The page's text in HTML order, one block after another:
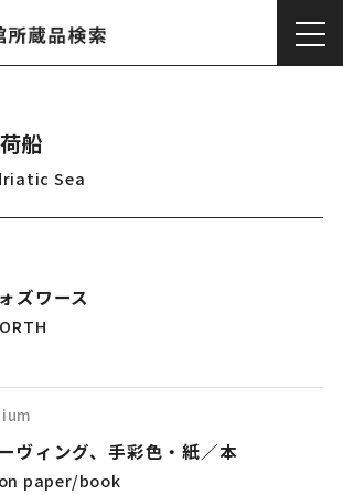
船
Sea
ズワース
ヴィング、手彩色・紙／本
paper/book